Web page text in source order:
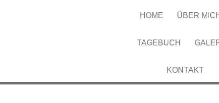
HOME ÜBER
TAGEBUCH
KONTAKT